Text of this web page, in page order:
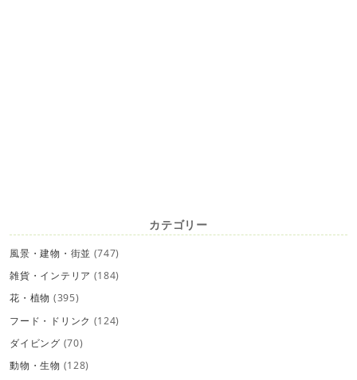
カテゴリー
風景・建物・街並 (747)
雑貨・インテリア (184)
花・植物 (395)
フード・ドリンク (124)
ダイビング (70)
動物・生物 (128)